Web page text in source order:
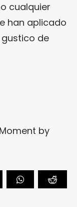
cualquier
han aplicado
gustico de
Moment by